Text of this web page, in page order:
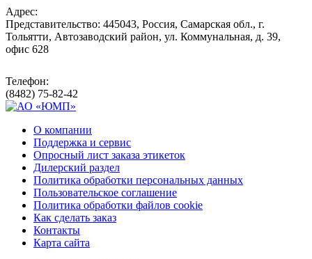
Адрес:
Представительство: 445043, Россия, Самарская обл., г.
Тольятти, Автозаводский район, ул. Коммунальная, д. 39,
офис 628
Телефон:
(8482) 75-82-42
О компании
Поддержка и сервис
Опросный лист заказа этикеток
Дилерский раздел
Политика обработки персональных данных
Пользовательское соглашение
Политика обработки файлов cookie
Как сделать заказ
Контакты
Карта сайта